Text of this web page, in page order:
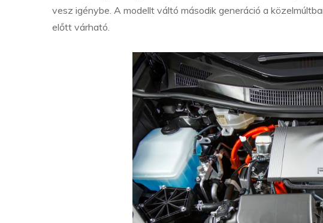
vesz igénybe. A modellt váltó második generáció a
előtt várható.